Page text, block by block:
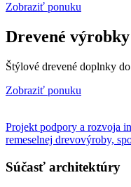
Zobraziť ponuku
Drevené výrobky
Štýlové drevené doplnky
Zobraziť ponuku
Projekt podpory a rozvoja
remeselnej drevovýroby,
Súčasť architektúry